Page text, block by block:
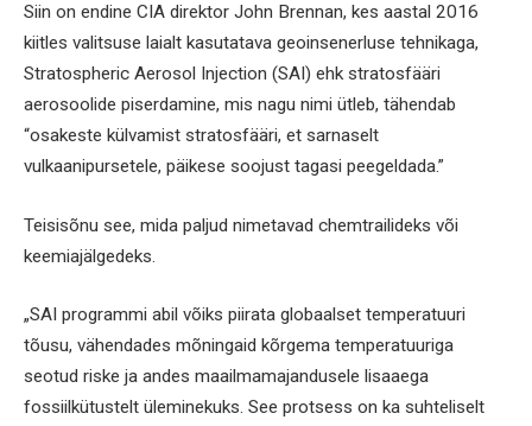
Siin on endine CIA direktor John Brennan, kes aastal 2016
kiitles valitsuse laialt kasutatava geoinsenerluse tehnikaga,
Stratospheric Aerosol Injection (SAI) ehk stratosfääri
aerosoolide piserdamine, mis nagu nimi ütleb, tähendab
“osakeste külvamist stratosfääri, et sarnaselt
vulkaanipursetele, päikese soojust tagasi peegeldada.”
Teisisõnu see, mida paljud nimetavad chemtrailideks või
keemiajälgedeks.
„SAI programmi abil võiks piirata globaalset temperatuuri
tõusu, vähendades mõningaid kõrgema temperatuuriga
seotud riske ja andes maailmamajandusele lisaaega
fossiilkütustelt üleminekuks. See protsess on ka suhteliselt